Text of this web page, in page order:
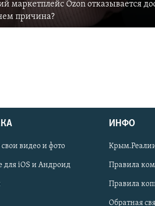
маркетплейс Ozon отказывается
причина?
видео и фото
iOS и Андроид
ИНФО
Правила
Правила
Обратная